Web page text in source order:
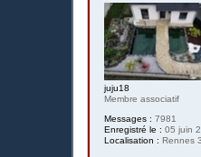
juju18
Membre associatif
Messages : 7981
Enregistré le : 05 juin
Localisation : Rennes